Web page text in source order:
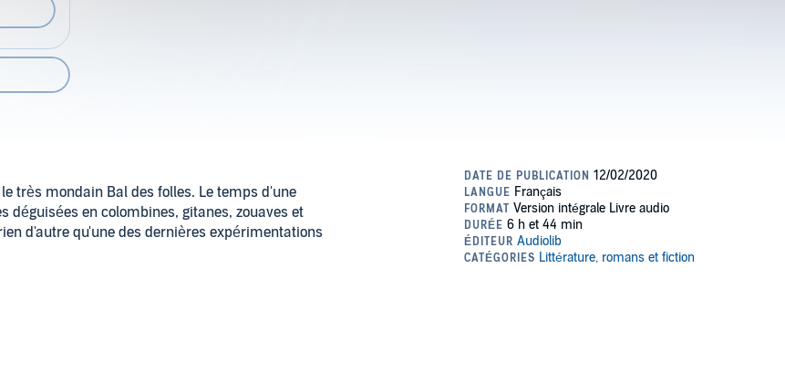
très mondain Bal des folles. Le temps d'une
déguisées en colombines, gitanes, zouaves et
d'autre qu'une des dernières expérimentations
suivre le destin de ces femmes victimes d'une
Parmi elles, Geneviève, intendante dévouée
"abusée" par son oncle ; Thérèse, une prostituée au
morts, est internée par son père.